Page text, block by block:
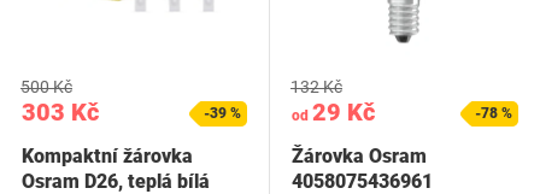
303 Kč
500 Kč
-39 %
Kompaktní žárovka
Osram D26, teplá bílá
od 29 Kč
132 Kč
-78 %
Žárovka Osram
4058075436961